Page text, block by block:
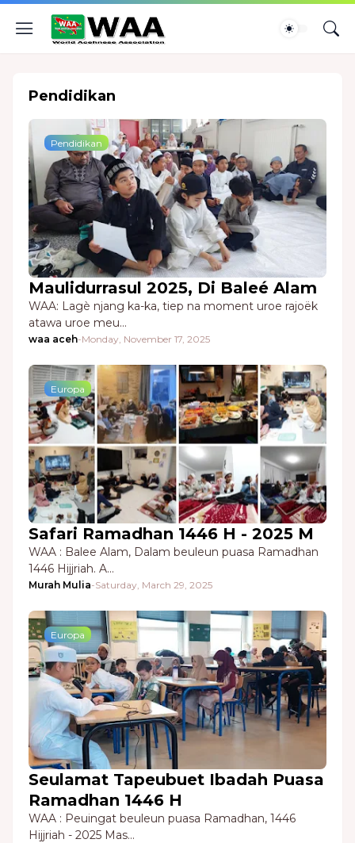
Pendidikan
Pendidikan
Maulidurrasul 2025, Di Baleé Alam
WAA: Lagè njang ka-ka, tiep na moment uroe rajoëk
atawa uroe meu…
waa aceh-Monday, November 17, 2025
Europa
Safari Ramadhan 1446 H - 2025 M
WAA : Balee Alam, Dalam beuleun puasa Ramadhan
1446 Hijjriah. A…
Murah Mulia-Saturday, March 29, 2025
Europa
Seulamat Tapeubuet Ibadah Puasa
Ramadhan 1446 H
WAA : Peuingat beuleun puasa Ramadhan, 1446
Hijjriah - 2025 Mas…